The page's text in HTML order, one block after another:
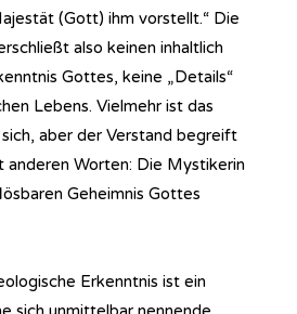
(Gott) ihm vorstellt.“ Die
also keinen inhaltlich
Gottes, keine „Details“
Lebens. Vielmehr ist das
aber der Verstand begreift
anderen Worten: Die Mystikerin
Geheimnis Gottes
Erkenntnis ist ein